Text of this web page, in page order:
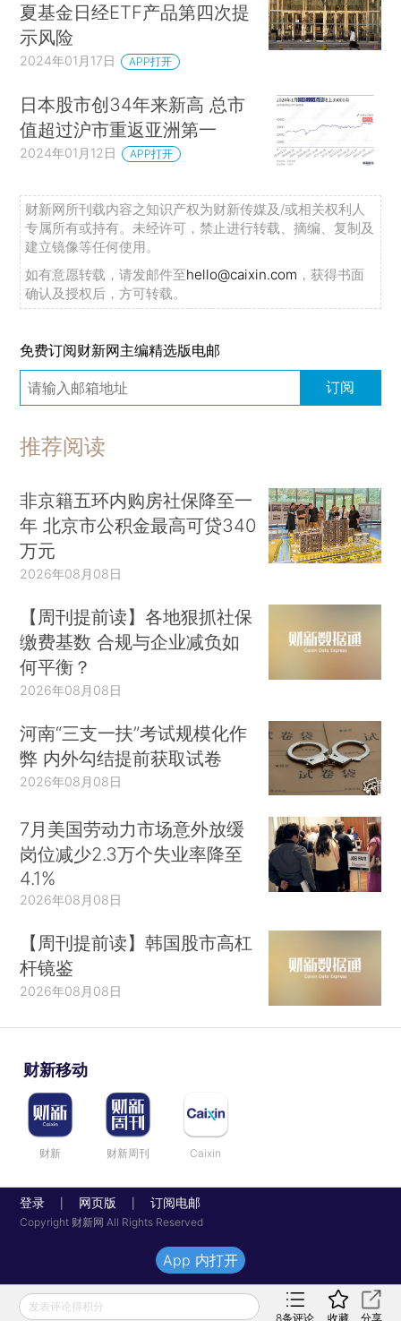
夏基金日经ETF产品第四次提
示风险
2024年01月17日 APP打开
日本股市创34年来新高 总市
值超过沪市重返亚洲第一
2024年01月12日 APP打开
财新网所刊载内容之知识产权为财新传媒及/或相关权利人
专属所有或持有。未经许可，禁止进行转载、摘编、复制及
建立镜像等任何使用。
如有意愿转载，请发邮件至hello@caixin.com ，获得书面
确认及授权后，方可转载。
免费订阅财新网主编精选版电邮
订阅
推荐阅读
非京籍五环内购房社保降至一
年 北京市公积金最高可贷340
万元
2026年08月08日
【周刊提前读】各地狠抓社保
缴费基数 合规与企业减负如
何平衡？
2026年08月08日
河南“三支一扶”考试规模化作
弊 内外勾结提前获取试卷
2026年08月08日
7月美国劳动力市场意外放缓
岗位减少2.3万个失业率降至
4.1%
2026年08月08日
【周刊提前读】韩国股市高杠
杆镜鉴
2026年08月08日
财新移动
财新 财新周刊 Caixin
登录 网页版 订阅电邮
Copyright 财新网 All Rights Reserved
发表评论得积分
8条评论 收藏 分享
App 内打开